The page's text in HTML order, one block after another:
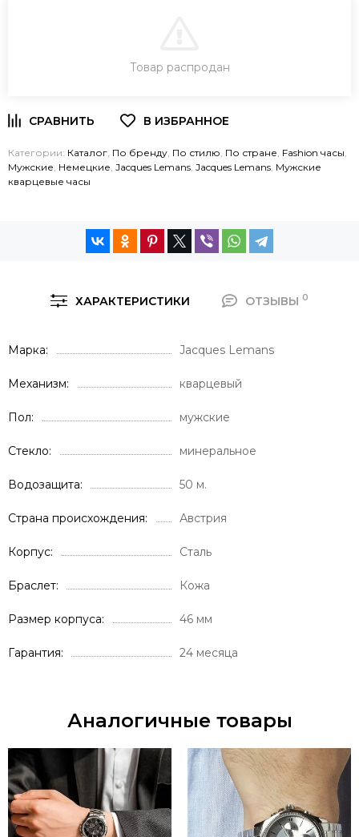
ЗАКАЗ В ОДИН КЛИК
Товар распродан
Категории: Каталог По бренду По стилю По стране Fashion часы
Мужские Немецкие Jacques Lemans Jacques Lemans Мужские
кварцевые часы
ХАРАКТЕРИСТИКИ ОТЗЫВЫ 0
Марка Jacques Lemans
Механизм кварцевый
Пол мужские
Стекло минеральное
Водозащита 50 м.
Страна происхождения Австрия
Корпус Сталь
Браслет Кожа
Размер корпуса 46 мм
Гарантия 24 месяца
Аналогичные товары